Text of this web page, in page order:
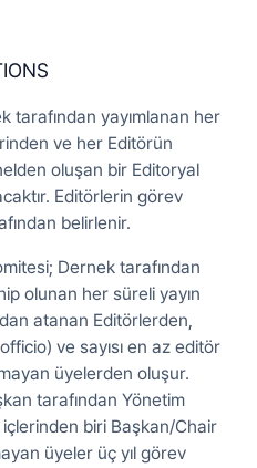
tarafından yayımlanan her
ve her Editörün
oluşan bir Editoryal
Editörlerin görev
belirlenir.
Dernek tarafından
olunan her süreli yayın
atanan Editörlerden,
ve sayısı en az editör
üyelerden oluşur.
tarafından Yönetim
içlerinden biri Başkan/Chair
üyeler üç yıl görev